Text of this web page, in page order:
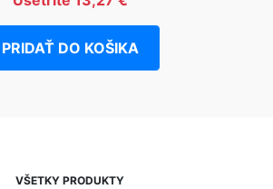
PRIDAŤ DO KOŠIKA
VŠETKY PRODUKTY